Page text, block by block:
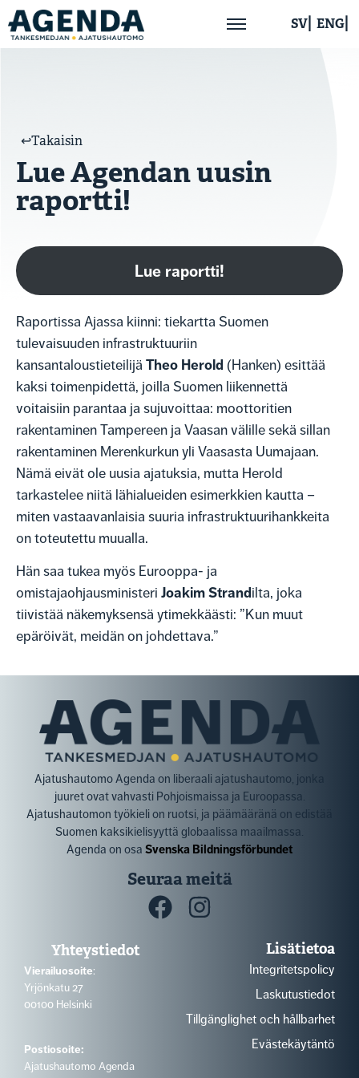
Ajankohtaista
Yhteystiedot
SV ENG
↩︎Takaisin
Lue Agendan uusin
raportti!
Lue raportti!
Raportissa Ajassa kiinni: tiekartta Suomen
tulevaisuuden infrastruktuuriin
kansantaloustieteilijä Theo Herold (Hanken) esittää
kaksi toimenpidettä, joilla Suomen liikennettä
voitaisiin parantaa ja sujuvoittaa: moottoritien
rakentaminen Tampereen ja Vaasan välille sekä sillan
rakentaminen Merenkurkun yli Vaasasta Uumajaan.
Nämä eivät ole uusia ajatuksia, mutta Herold
tarkastelee niitä lähialueiden esimerkkien kautta –
miten vastaavanlaisia suuria infrastruktuurihankkeita
on toteutettu muualla.
Hän saa tukea myös Eurooppa- ja
omistajaohjausministeri Joakim Strandilta, joka
tiivistää näkemyksensä ytimekkäästi: ”Kun muut
epäröivät, meidän on johdettava.”
Ajatushautomo Agenda on liberaali ajatushautomo, jonka
juuret ovat vahvasti Pohjoismaissa ja Euroopassa.
Ajatushautomon työkieli on ruotsi, ja päämääränä on edistää
Suomen kaksikielisyyttä globaalissa maailmassa.
Agenda on osa Svenska Bildningsförbundet
Seuraa meitä
Yhteystiedot
Vierailuosoite:
Yrjönkatu 27
00100 Helsinki
Postiosoite:
Ajatushautomo Agenda
Lisätietoa
Integritetspolicy
Laskutustiedot
Tillgänglighet och hållbarhet
Evästekäytäntö